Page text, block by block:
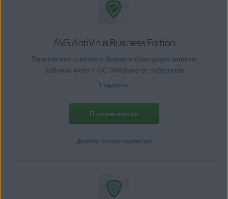
AVG AntiVirus Business Edition
Безопасность вашего бизнеса благодаря защите
рабочих мест с ОС Windows от кибератак
Подробнее
Платная версия
Дополнительные параметры